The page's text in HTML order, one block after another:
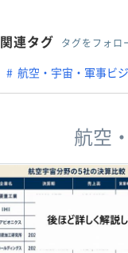
関連タグ タグをフォロ
航空・宇宙・軍事ビ
航空